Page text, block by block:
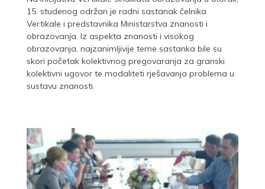
15. studenog održan je radni sastanak čelnika
Vertikale i predstavnika Ministarstva znanosti i
obrazovanja. Iz aspekta znanosti i visokog
obrazovanja, najzanimljivije teme sastanka bile su
skori početak kolektivnog pregovaranja za granski
kolektivni ugovor te modaliteti rješavanja problema u
sustavu znanosti.